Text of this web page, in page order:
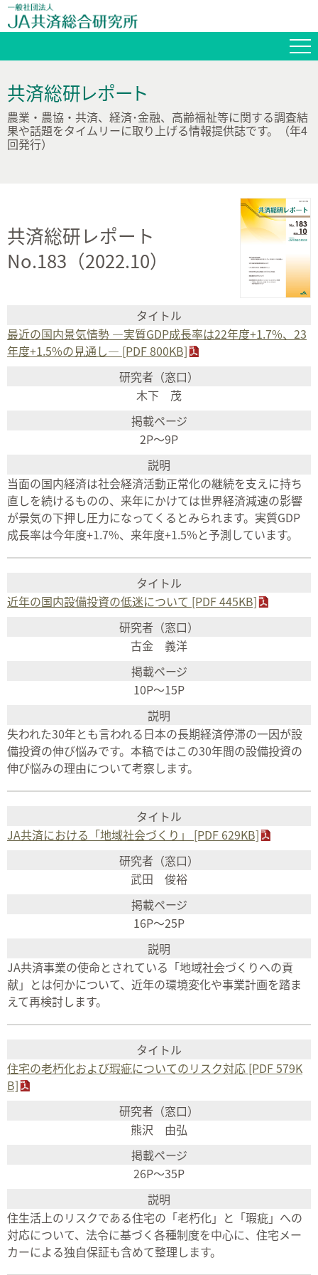
共済総研レポート
農業・農協・共済、経済･金融、高齢福祉等に関する調査結
果や話題をタイムリーに取り上げる情報提供誌です。（年4
回発行）
共済総研レポート
No.183（2022.10）
最近の国内景気情勢 ―実質GDP成長率は22年度+1.7%、23
年度+1.5%の見通し― [PDF 800KB]
木下 茂
2P～9P
当面の国内経済は社会経済活動正常化の継続を支えに持ち
直しを続けるものの、来年にかけては世界経済減速の影響
が景気の下押し圧力になってくるとみられます。実質GDP
成長率は今年度+1.7%、来年度+1.5%と予測しています。
近年の国内設備投資の低迷について [PDF 445KB]
古金 義洋
10P～15P
失われた30年とも言われる日本の長期経済停滞の一因が設
備投資の伸び悩みです。本稿ではこの30年間の設備投資の
伸び悩みの理由について考察します。
JA共済における「地域社会づくり」 [PDF 629KB]
武田 俊裕
16P～25P
JA共済事業の使命とされている「地域社会づくりへの貢
献」とは何かについて、近年の環境変化や事業計画を踏ま
えて再検討します。
住宅の老朽化および瑕疵についてのリスク対応 [PDF 579K
B]
熊沢 由弘
26P～35P
住生活上のリスクである住宅の「老朽化」と「瑕疵」への
対応について、法令に基づく各種制度を中心に、住宅メー
カーによる独自保証も含めて整理します。